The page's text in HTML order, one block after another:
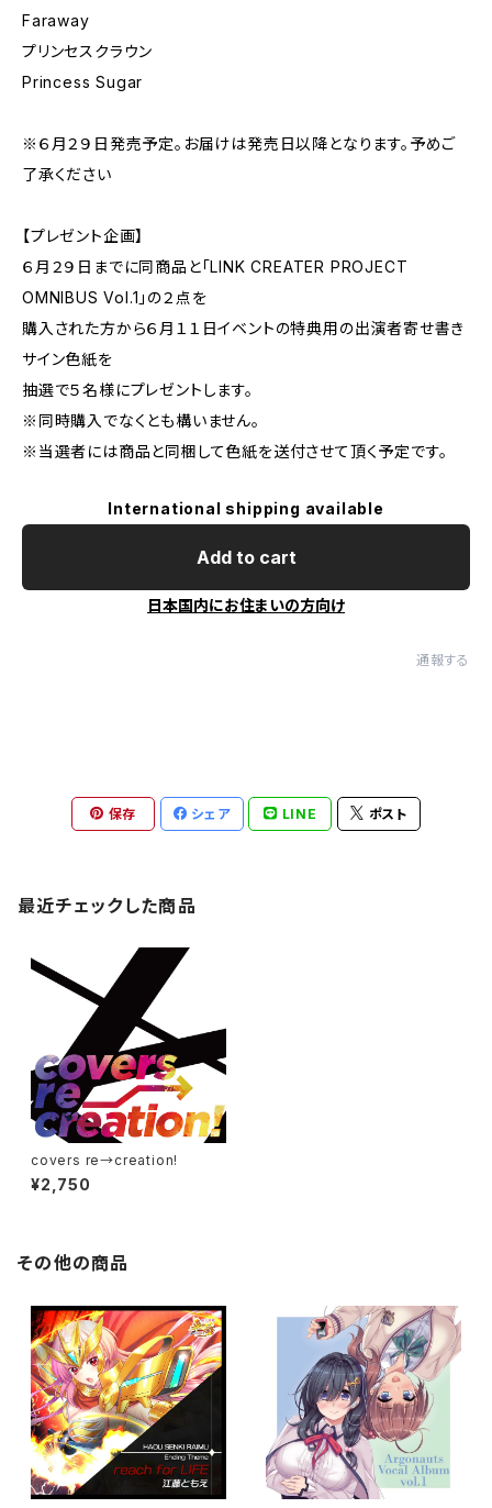
Faraway
プリンセスクラウン
Princess Sugar
※６月２９日発売予定。お届けは発売日以降となります。予めご
了承ください
【プレゼント企画】
６月２９日までに同商品と「LINK CREATER PROJECT
OMNIBUS Vol.1」の２点を
購入された方から６月１１日イベントの特典用の出演者寄せ書き
サイン色紙を
抽選で５名様にプレゼントします。
※同時購入でなくとも構いません。
※当選者には商品と同梱して色紙を送付させて頂く予定です。
International shipping available
Add to cart
日本国内にお住まいの方向け
通報する
保存 シェア LINE ポスト
最近チェックした商品
covers re→creation!
¥2,750
その他の商品